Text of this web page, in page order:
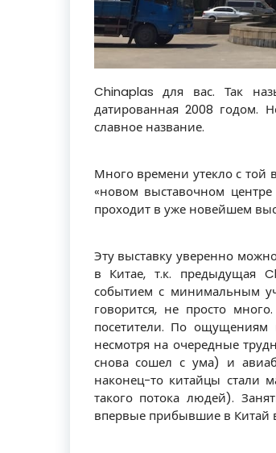
Chinaplas для вас. Так
датированная 2008 годом.
славное название.
Много времени утекло с той
«новом выставочном
проходит в уже новейшем
Эту выставку уверенно
в Китае, т.к. предыдущая
событием с минимальным
говорится, не просто
посетители. По
несмотря на очередные
снова сошел с ума) и
наконец-то китайцы стали
такого потока людей).
впервые прибывшие в Китай